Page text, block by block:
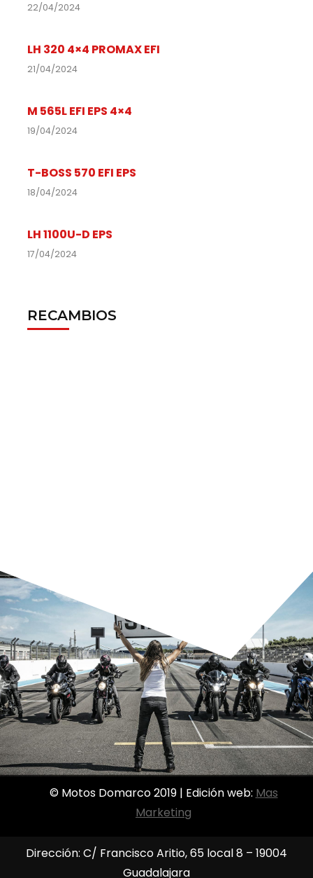
22/04/2024
LH 320 4×4 PROMAX EFI
21/04/2024
M 565L EFI EPS 4×4
19/04/2024
T-BOSS 570 EFI EPS
18/04/2024
LH 1100U-D EPS
17/04/2024
RECAMBIOS
© Motos Domarco 2019 | Edición web: Mas
Marketing
Dirección: C/ Francisco Aritio, 65 local 8 – 19004
Guadalajara